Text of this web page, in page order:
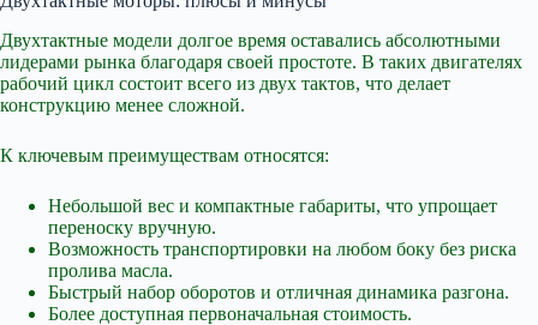
Двухтактные модели долгое время оставались абсолютными
лидерами рынка благодаря своей простоте. В таких двигателях
рабочий цикл состоит всего из двух тактов, что делает
конструкцию менее сложной.
К ключевым преимуществам относятся:
Небольшой вес и компактные габариты, что упрощает
переноску вручную.
Возможность транспортировки на любом боку без риска
пролива масла.
Быстрый набор оборотов и отличная динамика разгона.
Более доступная первоначальная стоимость.